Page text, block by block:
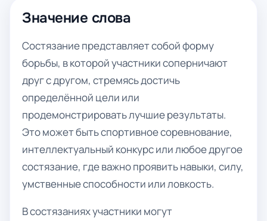
Значение слова
Состязание представляет собой форму
борьбы, в которой участники соперничают
друг с другом, стремясь достичь
определённой цели или
продемонстрировать лучшие результаты.
Это может быть спортивное соревнование,
интеллектуальный конкурс или любое другое
состязание, где важно проявить навыки, силу,
умственные способности или ловкость.
В состязаниях участники могут